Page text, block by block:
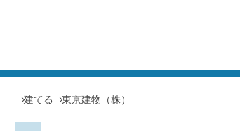
建てる 東京建物（株）